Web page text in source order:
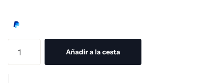
Añadir a la cesta